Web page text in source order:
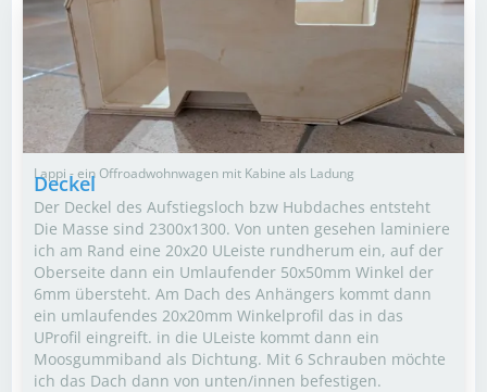
Lappi - ein Offroadwohnwagen mit Kabine als Ladung
Deckel
Der Deckel des Aufstiegsloch bzw Hubdaches entsteht
Die Masse sind 2300x1300. Von unten gesehen laminiere
ich am Rand eine 20x20 ULeiste rundherum ein, auf der
Oberseite dann ein Umlaufender 50x50mm Winkel der
6mm übersteht. Am Dach des Anhängers kommt dann
ein umlaufendes 20x20mm Winkelprofil das in das
UProfil eingreift. in die ULeiste kommt dann ein
Moosgummiband als Dichtung. Mit 6 Schrauben möchte
ich das Dach dann von unten/innen befestigen.